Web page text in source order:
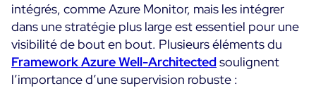
Supervision au-delà de l’IT : un guide de survie pour
la convergence IT/OT
Documentation
intégrés, comme Azure Monitor, mais les intégrer
dans une stratégie plus large est essentiel pour une
visibilité de bout en bout. Plusieurs éléments du
Framework Azure Well-Architectedsoulignent
l’importance d’une supervision robuste :